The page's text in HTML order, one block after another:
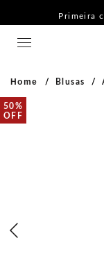
Pague com
Home Blusas
50%
OFF